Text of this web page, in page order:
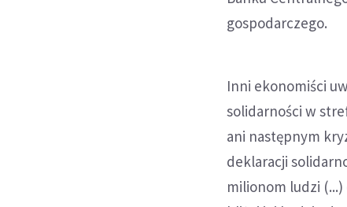
gospodarczego.
Inni ekonomiści
solidarności w
ani następnym
deklaracji
milionom ludzi